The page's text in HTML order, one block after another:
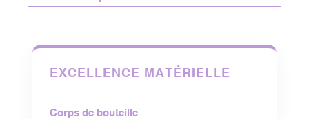
EXCELLENCE MATÉRIELLE
Corps de bouteille